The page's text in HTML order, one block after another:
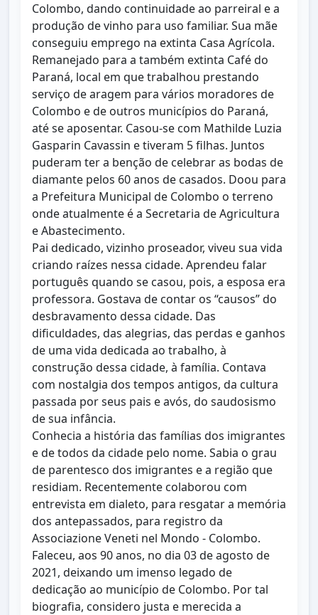
Colombo, dando continuidade ao parreiral e a
produção de vinho para uso familiar. Sua mãe
conseguiu emprego na extinta Casa Agrícola.
Remanejado para a também extinta Café do
Paraná, local em que trabalhou prestando
serviço de aragem para vários moradores de
Colombo e de outros municípios do Paraná,
até se aposentar. Casou-se com Mathilde Luzia
Gasparin Cavassin e tiveram 5 filhas. Juntos
puderam ter a benção de celebrar as bodas de
diamante pelos 60 anos de casados. Doou para
a Prefeitura Municipal de Colombo o terreno
onde atualmente é a Secretaria de Agricultura
e Abastecimento.
Pai dedicado, vizinho proseador, viveu sua vida
criando raízes nessa cidade. Aprendeu falar
português quando se casou, pois, a esposa era
professora. Gostava de contar os “causos” do
desbravamento dessa cidade. Das
dificuldades, das alegrias, das perdas e ganhos
de uma vida dedicada ao trabalho, à
construção dessa cidade, à família. Contava
com nostalgia dos tempos antigos, da cultura
passada por seus pais e avós, do saudosismo
de sua infância.
Conhecia a história das famílias dos imigrantes
e de todos da cidade pelo nome. Sabia o grau
de parentesco dos imigrantes e a região que
residiam. Recentemente colaborou com
entrevista em dialeto, para resgatar a memória
dos antepassados, para registro da
Associazione Veneti nel Mondo - Colombo.
Faleceu, aos 90 anos, no dia 03 de agosto de
2021, deixando um imenso legado de
dedicação ao município de Colombo. Por tal
biografia, considero justa e merecida a